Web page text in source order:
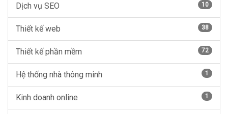
Dịch vụ SEO 10
Thiết kế web 38
Thiết kế phần mềm 72
Hệ thống nhà thông minh 1
Kinh doanh online 1